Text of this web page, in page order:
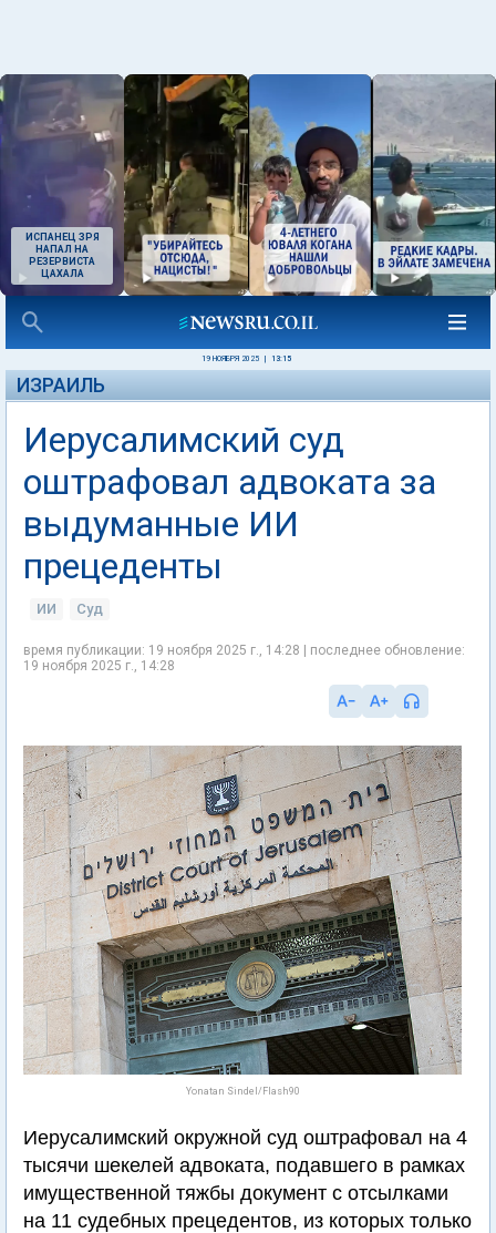
ИСПАНЕЦ ЗРЯ
НАПАЛ НА
РЕЗЕРВИСТА
ЦАХАЛА
19 НОЯБРЯ 2025 13:15
ИЗРАИЛЬ
Иерусалимский суд
оштрафовал адвоката за
выдуманные ИИ
прецеденты
ИИ Суд
время публикации: 19 ноября 2025 г., 14:28 | последнее обновление:
19 ноября 2025 г., 14:28
Yonatan Sindel/Flash90
Иерусалимский окружной суд оштрафовал на 4
тысячи шекелей адвоката, подавшего в рамках
имущественной тяжбы документ с отсылками
на 11 судебных прецедентов, из которых только